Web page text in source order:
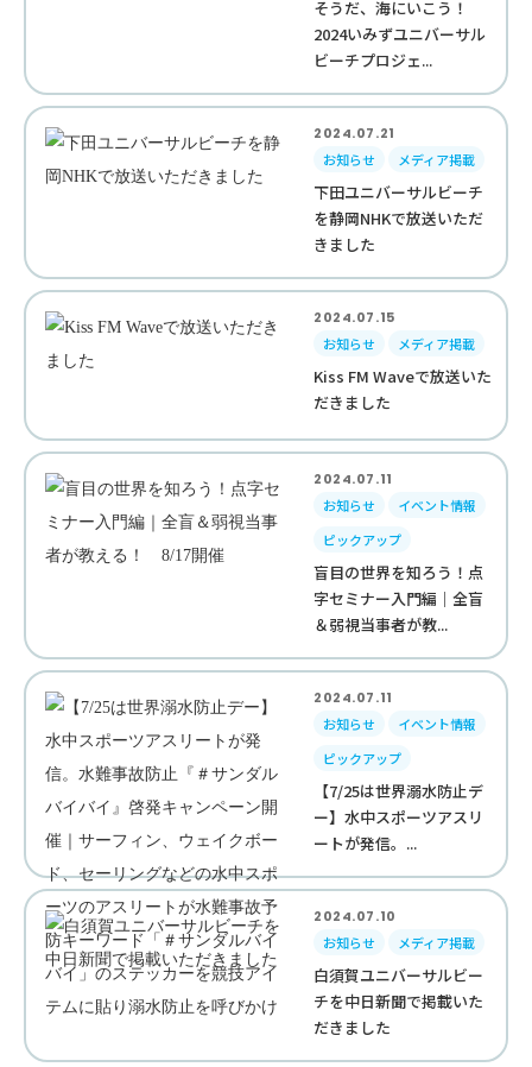
そうだ、海にいこう！
2024いみずユニバーサル
ビーチプロジェ...
2024.07.21
お知らせ
メディア掲載
下田ユニバーサルビーチ
を静岡NHKで放送いただ
きました
2024.07.15
お知らせ
メディア掲載
Kiss FM Waveで放送いた
だきました
2024.07.11
お知らせ
イベント情報
ピックアップ
盲目の世界を知ろう！点
字セミナー入門編｜全盲
＆弱視当事者が教...
2024.07.11
お知らせ
イベント情報
ピックアップ
【7/25は世界溺水防止デ
ー】水中スポーツアスリ
ートが発信。...
2024.07.10
お知らせ
メディア掲載
白須賀ユニバーサルビー
チを中日新聞で掲載いた
だきました